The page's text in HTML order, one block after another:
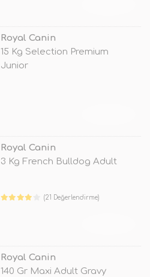
Royal Canin
15 Kg Selection Premium
Junior
Royal Canin
3 Kg French Bulldog Adult
(21 Değerlendirme)
Royal Canin
140 Gr Maxi Adult Gravy